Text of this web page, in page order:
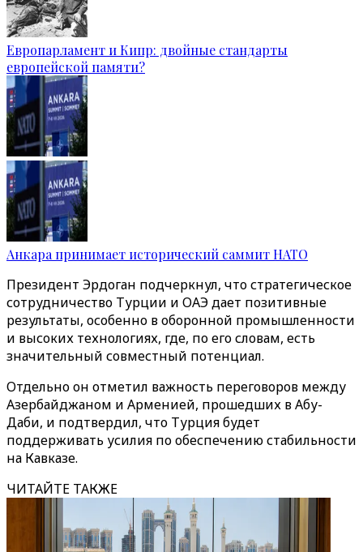
Европарламент и Кипр: двойные стандарты
европейской памяти?
Анкара принимает исторический саммит НАТО
Президент Эрдоган подчеркнул, что стратегическое
сотрудничество Турции и ОАЭ дает позитивные
результаты, особенно в оборонной промышленности
и высоких технологиях, где, по его словам, есть
значительный совместный потенциал.
Отдельно он отметил важность переговоров между
Азербайджаном и Арменией, прошедших в Абу-
Даби, и подтвердил, что Турция будет
поддерживать усилия по обеспечению стабильности
на Кавказе.
ЧИТАЙТЕ ТАКЖЕ